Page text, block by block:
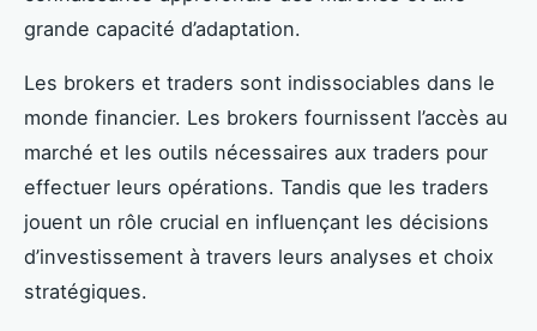
grande capacité d’adaptation.
Les brokers et traders sont indissociables dans le
monde financier. Les brokers fournissent l’accès au
marché et les outils nécessaires aux traders pour
effectuer leurs opérations. Tandis que les traders
jouent un rôle crucial en influençant les décisions
d’investissement à travers leurs analyses et choix
stratégiques.